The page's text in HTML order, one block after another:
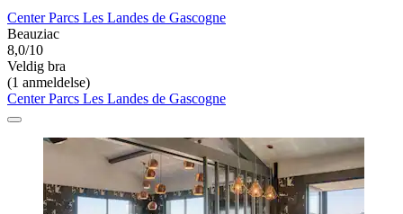
Center Parcs Les Landes de Gascogne
Beauziac
8,0/10
Veldig bra
(1 anmeldelse)
Center Parcs Les Landes de Gascogne